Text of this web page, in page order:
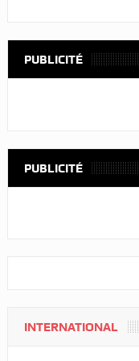
PUBLICITÉ
PUBLICITÉ
INTERNATIONAL